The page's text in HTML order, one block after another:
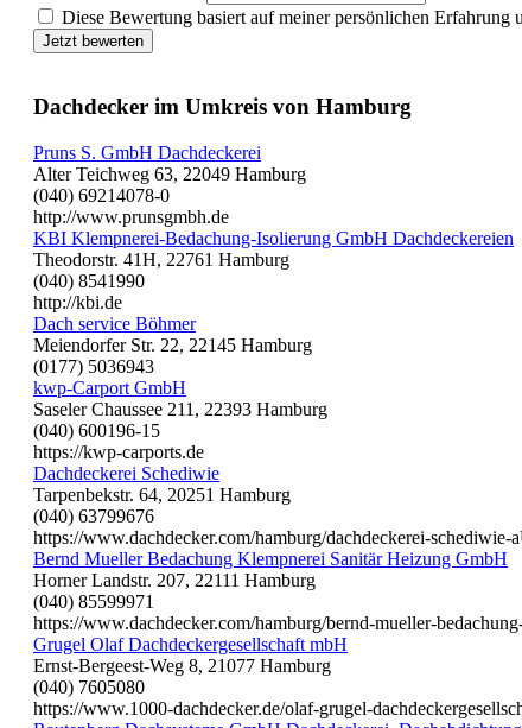
Diese Bewertung basiert auf meiner persönlichen Erfahrung
Jetzt bewerten
Dachdecker im Umkreis von Hamburg
Pruns S. GmbH Dachdeckerei
Alter Teichweg 63, 22049 Hamburg
(040) 69214078-0
http://www.prunsgmbh.de
KBI Klempnerei-Bedachung-Isolierung GmbH Dachdeckereien
Theodorstr. 41H, 22761 Hamburg
(040) 8541990
http://kbi.de
Dach service Böhmer
Meiendorfer Str. 22, 22145 Hamburg
(0177) 5036943
kwp-Carport GmbH
Saseler Chaussee 211, 22393 Hamburg
(040) 600196-15
https://kwp-carports.de
Dachdeckerei Schediwie
Tarpenbekstr. 64, 20251 Hamburg
(040) 63799676
https://www.dachdecker.com/hamburg/dachdeckerei-schediwie-
Bernd Mueller Bedachung Klempnerei Sanitär Heizung GmbH
Horner Landstr. 207, 22111 Hamburg
(040) 85599971
https://www.dachdecker.com/hamburg/bernd-mueller-
Grugel Olaf Dachdeckergesellschaft mbH
Ernst-Bergeest-Weg 8, 21077 Hamburg
(040) 7605080
https://www.1000-dachdecker.de/olaf-grugel-